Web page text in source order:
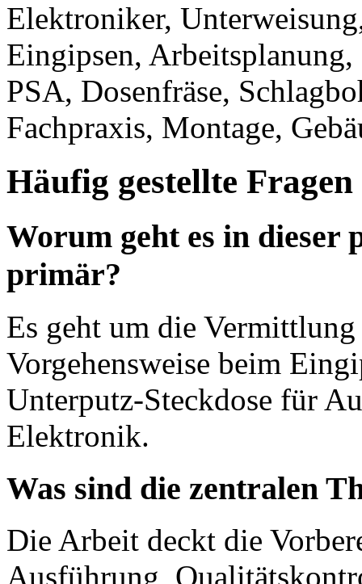
Elektroniker,
Eingipsen,
PSA, Dosenfräse,
Fachpraxis, Montage,
Häufig gestellte Fragen
Worum geht es in dieser
primär?
Es geht um die
Vorgehensweise beim
Unterputz-Steckdose für
Elektronik.
Was sind die zentralen
Die Arbeit deckt die
Ausführung,